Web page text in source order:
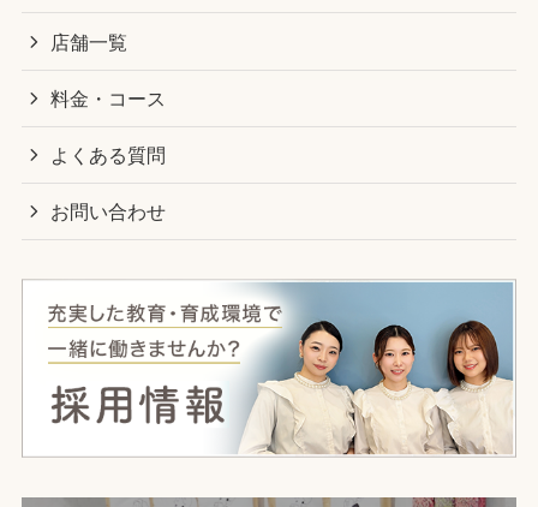
店舗一覧
料金・コース
よくある質問
お問い合わせ